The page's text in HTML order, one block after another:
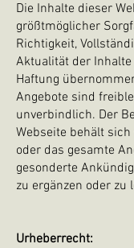
Die Inhalte dieser
größtmöglicher
Richtigkeit,
Aktualität der
Haftung
Angebote sind
unverbindlich. Der
Webseite behält sich
oder das gesamte
gesonderte
zu ergänzen oder zu
Urheberrecht: